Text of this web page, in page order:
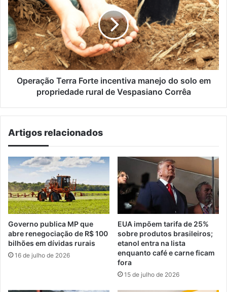
Forte
incentiva
manejo
do
solo
em
propriedade
ruralOperação Terra Forte incentiva manejo do solo em
propriedade rural de Vespasiano Corrêa
Artigos relacionados
Governo publica MP que
abre renegociação de R$ 100
bilhões em dívidas rurais
16 de julho de 2026
EUA impõem tarifa de 25%
sobre produtos brasileiros;
etanol entra na lista
enquanto café e carne ficam
fora
15 de julho de 2026